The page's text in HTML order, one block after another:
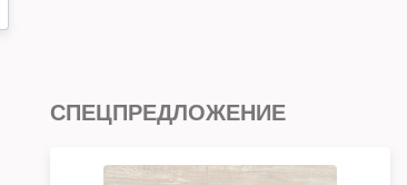
СПЕЦПРЕДЛОЖЕНИЕ